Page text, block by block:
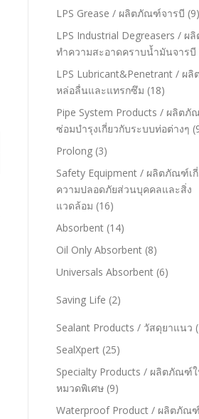
LPS Grease / ผลิตภัณฑ์จารบี (9)
LPS Industrial Degreasers /
ทำความสะอาดคราบน้ำมันจารบี
LPS Lubricant&Penetrant / ผ
หล่อลื่นและแทรกซึม (18)
Pipe System Products / ผลิตภั
ซ่อมบำรุงเกี่ยวกับระบบท่อต่างๆ
Prolong (3)
Safety Equipment / ผลิตภัณฑ์เ
ความปลอดภัยส่วนบุคคลและสิ่ง
แวดล้อม (16)
Absorbent (14)
Oil Only Absorbent (8)
Universals Absorbent (6)
Saving Life (2)
Sealant Products / วัสดุยาแนว
SealXpert (25)
Specialty Products / ผลิตภัณฑ์
หมวดพิเศษ (9)
Waterproof Product / ผลิตภัณฑ์